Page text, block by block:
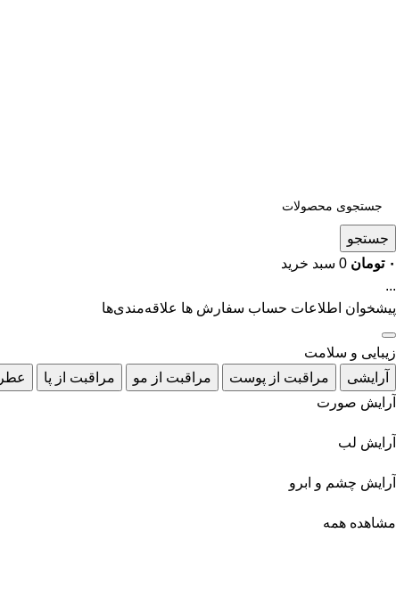
جستجو
۰ تومان 0 سبد خرید
...
پیشخوان اطلاعات حساب سفارش ها علاقه‌مندی‌ها
زیبایی و سلامت
آرایشی
مراقبت از پوست مراقبت از مو مراقبت از پا
آرایش صورت
آرایش لب
آرایش چشم و ابرو
مشاهده همه